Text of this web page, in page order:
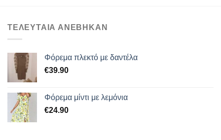
ΤΕΛΕΥΤΑΙΑ ΑΝΕΒΗΚΑΝ
Φόρεμα πλεκτό με δαντέλα
€39.90
Φόρεμα μίντι με λεμόνια
€24.90